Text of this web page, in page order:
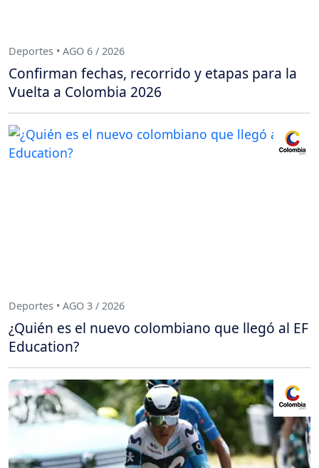
Deportes • AGO 6 / 2026
Confirman fechas, recorrido y etapas para la
Vuelta a Colombia 2026
Deportes • AGO 3 / 2026
¿Quién es el nuevo colombiano que llegó al EF
Education?